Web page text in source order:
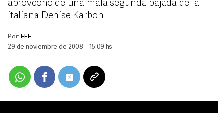
aprovechó de una mala segunda bajada de la
italiana Denise Karbon
Por: EFE
29 de noviembre de 2008 - 15:09 hs